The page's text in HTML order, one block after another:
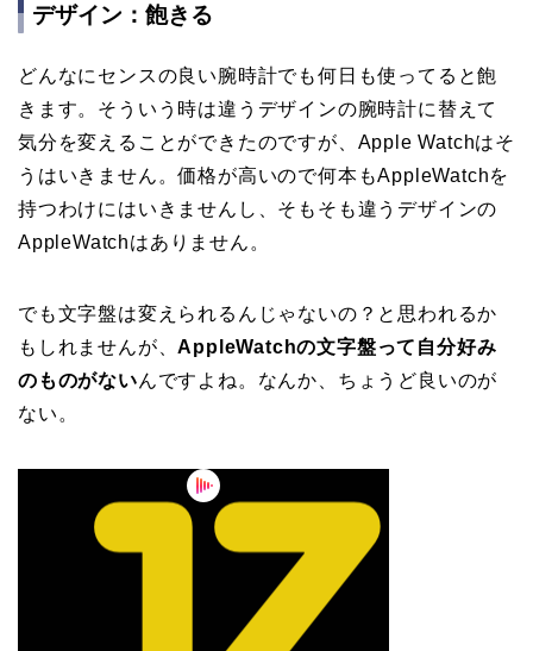
デザイン：飽きる
どんなにセンスの良い腕時計でも何日も使ってると飽
きます。そういう時は違うデザインの腕時計に替えて
気分を変えることができたのですが、Apple Watchはそ
うはいきません。価格が高いので何本もAppleWatchを
持つわけにはいきませんし、そもそも違うデザインの
AppleWatchはありません。
でも文字盤は変えられるんじゃないの？と思われるか
もしれませんが、AppleWatchの文字盤って自分好み
のものがないんですよね。なんか、ちょうど良いのが
ない。